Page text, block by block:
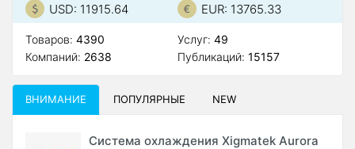
USD: 11915.64 EUR: 13765.33
Товаров: 4390
Компаний: 2638
Услуг: 49
Публикаций: 15157
ВНИМАНИЕ ПОПУЛЯРНЫЕ NEW
Система охлаждения Xigmatek Aurora